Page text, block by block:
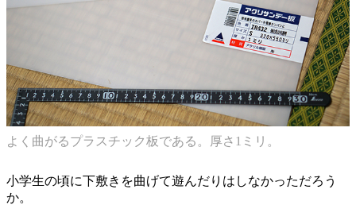
よく曲がるプラスチック板である。厚さ1ミリ。
小学生の頃に下敷きを曲げて遊んだりはしなかっただろう
か。